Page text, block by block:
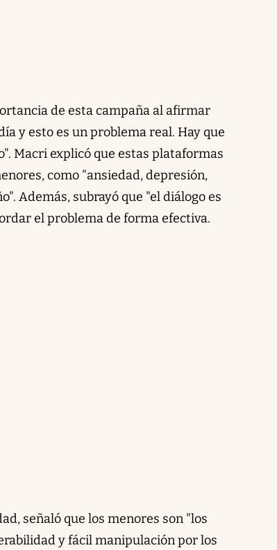
de esta campaña al afirmar
y esto es un problema real. Hay que
Macri explicó que estas plataformas
como "ansiedad, depresión,
Además, subrayó que "el diálogo es
el problema de forma efectiva.
señaló que los menores son "los
y fácil manipulación por los